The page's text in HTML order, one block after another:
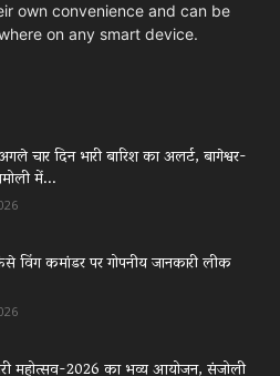
own convenience and can be
on any smart device.
चार दिन भारी बारिश का अलर्ट, बागेश्वर-
में...
विंग कमांडर पर गोपनीय जानकारी लीक